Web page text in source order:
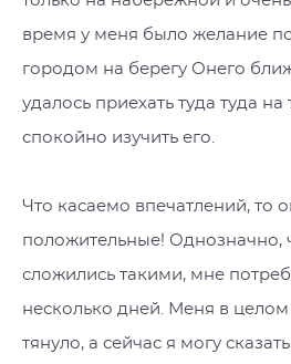
время у меня было желание
городом на берегу Онего
удалось приехать туда туда
спокойно изучить его.
Что касаемо впечатлений, то
положительные! Однозначно,
сложились такими, мне
несколько дней. Меня в
тянуло, а сейчас я могу